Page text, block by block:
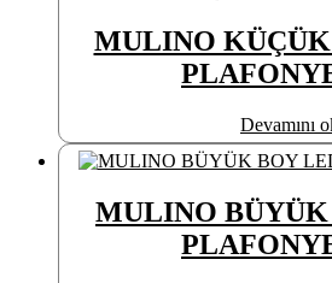
MULINO
Devamını
MULINO